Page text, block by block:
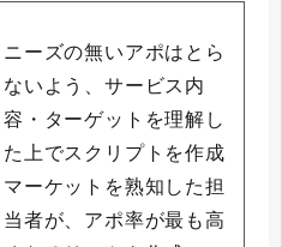
ニーズの無いアポはとら
ないよう、サービス内
容・ターゲットを理解し
た上でスクリプトを作成
マーケットを熟知した担
当者が、アポ率が最も高